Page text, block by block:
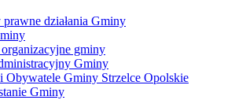
prawne działania Gminy
gminy
Gminy
Obywatele Gminy Strzelce Opolskie
Gminy